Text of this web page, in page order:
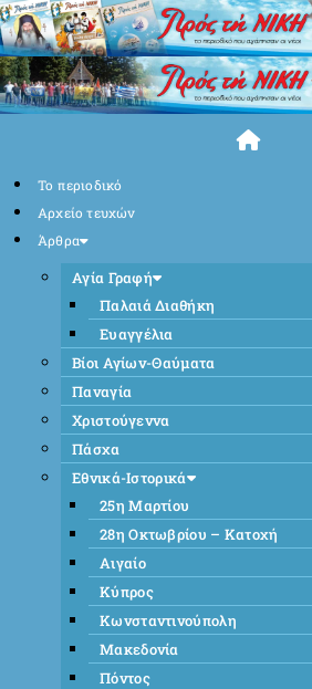
Skip
to
content
Το περιοδικό
Αρχείο τευχών
Άρθρα
Αγία Γραφή
Παλαιά Διαθήκη
Ευαγγέλια
Βίοι Αγίων-Θαύματα
Παναγία
Χριστούγεννα
Πάσχα
Εθνικά-Ιστορικά
25η Μαρτίου
28η Οκτωβρίου – Κατοχή
Αιγαίο
Κύπρος
Κωνσταντινούπολη
Μακεδονία
Πόντος